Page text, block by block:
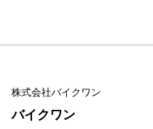
株式会社バイクワン
バイクワン